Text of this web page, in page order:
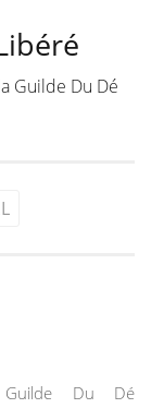
Guilde Du Dé
Du Dé